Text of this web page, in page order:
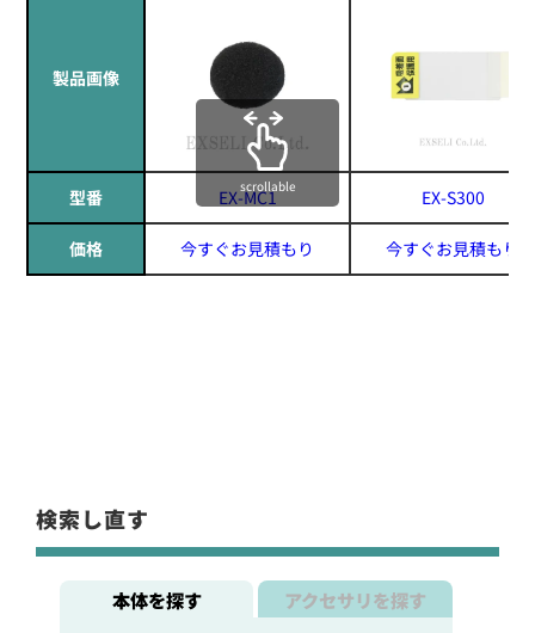
製品画像
型番 EX-MC1 EX-S300
価格 今すぐお見積もり 今すぐお見積もり
scrollable
検索し直す
本体を探す アクセサリを探す